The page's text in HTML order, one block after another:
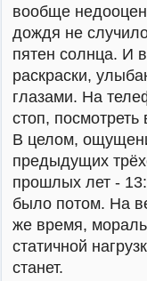
вообще
дождя не
пятен солнца. И
раскраски,
глазами. На
стоп,
В целом,
предыдущих
прошлых лет -
было потом. На
же время,
статичной
станет.